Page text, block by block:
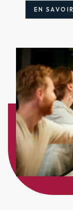
EN